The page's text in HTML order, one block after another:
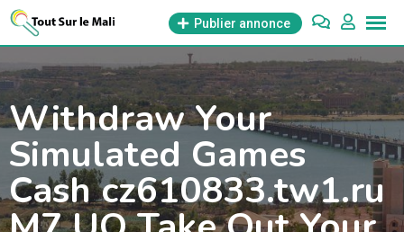
Aller
contenu
Publier annonce
Withdraw Your
Simulated Games
Cash cz610833.tw1.ru